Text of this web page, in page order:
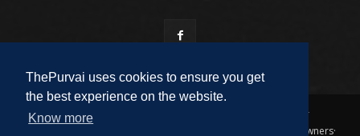
ThePurvai uses cookies to ensure you get
the best experience on the website.
Know more
Copyright 2018-2023 THE PURVAI | All Rights Reserved · And Our
Sitemap · All Logos & Trademark Belongs To Their Respective Owners·